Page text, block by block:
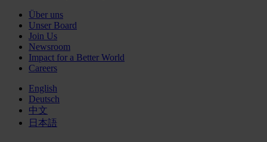
Über uns
Unser Board
Join Us
Newsroom
Impact for a Better World
Careers
English
Deutsch
中文
日本語